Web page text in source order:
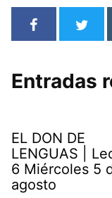
Entradas
EL DON DE
LENGUAS |
6 Miércoles 5
agosto